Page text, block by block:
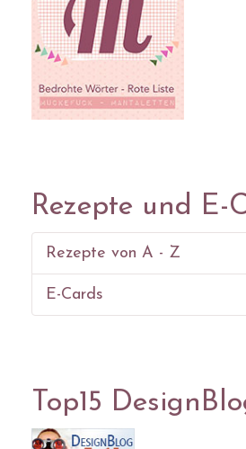
Rezepte und E-
Rezepte von A - Z
E-Cards
Top15